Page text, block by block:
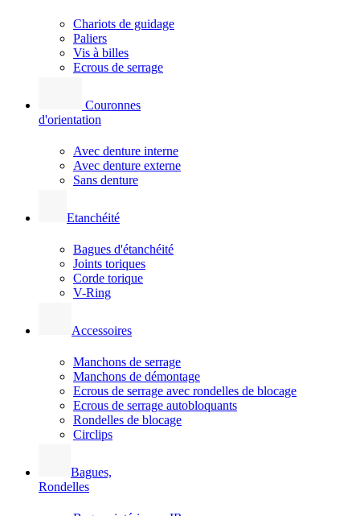
Chariots de guidage
Paliers
Vis à billes
Ecrous de serrage
Couronnes
d'orientation
Avec denture interne
Avec denture externe
Sans denture
Etanchéité
Bagues d'étanchéité
Joints toriques
Corde torique
V-Ring
Accessoires
Manchons de serrage
Manchons de démontage
Ecrous de serrage avec rondelles de blocage
Ecrous de serrage autobloquants
Rondelles de blocage
Circlips
Bagues,
Rondelles